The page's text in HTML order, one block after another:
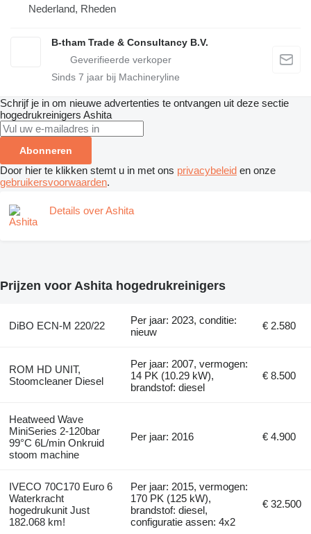
Nederland, Rheden
B-tham Trade & Consultancy B.V.
Sinds 7 jaar bij Machineryline
Schrijf je in om nieuwe advertenties te ontvangen uit deze sectie
hogedrukreinigers Ashita
Abonneren
Door hier te klikken stemt u in met ons privacybeleid en onze
gebruikersvoorwaarden.
Details over Ashita
Prijzen voor Ashita hogedrukreinigers
DiBO ECN-M 220/22
Per jaar: 2023, conditie:
nieuw
€ 2.580
ROM HD UNIT,
Stoomcleaner Diesel
Per jaar: 2007, vermogen:
14 PK (10.29 kW),
brandstof: diesel
€ 8.500
Heatweed Wave
MiniSeries 2-120bar
99°C 6L/min Onkruid
stoom machine
Per jaar: 2016 € 4.900
IVECO 70C170 Euro 6
Waterkracht
hogedrukunit Just
182.068 km!
Per jaar: 2015, vermogen:
170 PK (125 kW),
brandstof: diesel,
configuratie assen: 4x2
€ 32.500